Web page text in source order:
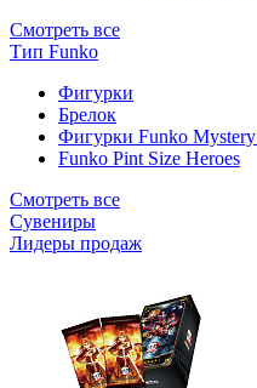
Смотреть все
Тип Funko
Фигурки
Брелок
Фигурки Funko
Funko Pint Size Heroes
Смотреть все
Сувениры
Лидеры продаж